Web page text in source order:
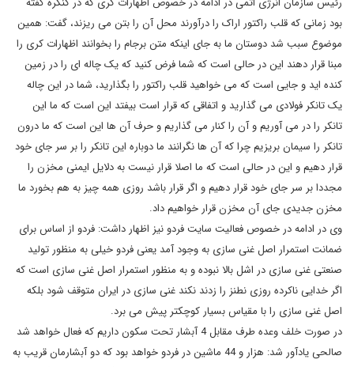
بود زمانی که قلب راکتور اراک را درآورند محل آن را بتن می ریزند، گفت: همین
موضوع سبب شد دوستان ما به جای اینکه متن برجام را بخوانند اظهارات کری را
مبنا قرار دهند این در حالی است که شما فرض کنید که یک چاله ای را در زمین
کنده اید و جایی است که می خواهید قلب راکتور را بگذارید، شما در این چاله
یک تانکر فولادی می گذارید و اتفاقی که قرار است بیفتد این است که ما این
تانکر را در می آوریم و آن را کنار می گذاریم و حرف آن ها این است که ما درون
تانکر را سیمان بریزیم چرا که آن ها نگرانند ما دوباره این تانکر را بر سر جای خود
قرار دهیم و این در حالی است که ما اصلا قرار نیست به دلایل ایمنی مخزن را
مجددا بر سر جای خود قرار دهیم و اگر قرار باشد روزی همه چیز به هم بخورد ما
مخزن جدیدی جای آن مخزن قرار خواهیم داد.
وی در ادامه در خصوص فعالیت سایت فردو نیز اظهار داشت: فردو از اساس برای
ضمانت استمرار اصل غنی سازی به وجود آمد یعنی فردو خیلی به منظور تولید
صنعتی غنی سازی در اشل بالا نبوده و به منظور استمرار اصل غنی سازی است که
اگر خدایی ناکرده روزی نطنز را زدند نکند غنی سازی در ایران متوقف شود بلکه
اصل غنی سازی را با مقیاس بسیار کوچکتر پیش می برد.
در صورت خلف وعده طرف مقابل 4 آبشار تحت سکون داریم که فعال خواهد شد
صالحی یادآور شد: هزار و 44 ماشین در فردو خواهد بود که دو آبشارمان قریب به